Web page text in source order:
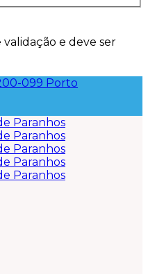
e deve ser
099 Porto